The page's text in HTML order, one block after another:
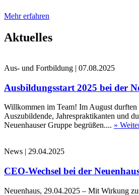
Mehr erfahren
Aktuelles
Aus- und Fortbildung | 07.08.2025
Ausbildungsstart 2025 bei der
Willkommen im Team! Im August durften
Auszubildende, Jahrespraktikanten und
Neuenhauser Gruppe begrüßen.... »
News | 29.04.2025
CEO-Wechsel bei der
Neuenhaus, 29.04.2025 – Mit Wirkung